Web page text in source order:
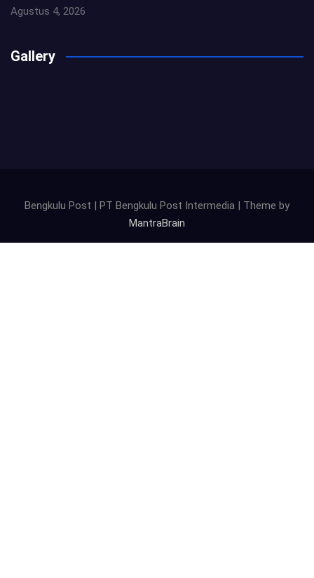
Agustus 4, 2026
Gallery
Bengkulu Post | PT Bengkulu Post Intermedia | Theme by
MantraBrain